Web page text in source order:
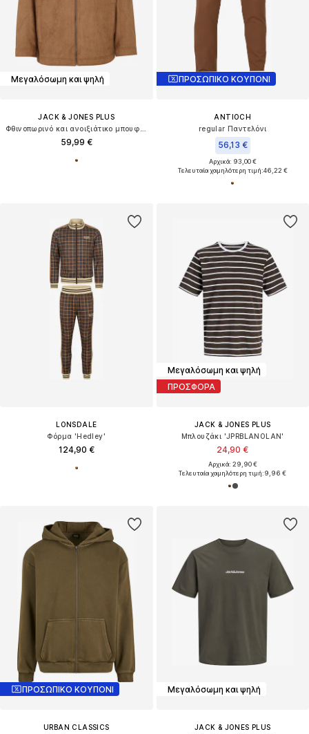
Μεγαλόσωμη και ψηλή
JACK & JONES PLUS
59,99 €
ΠΡΟΣΩΠΙΚΟ ΚΟΥΠΟΝΙ
ANTIOCH
regular Παντελόνι
56,13 €
Αρχικά: 93,00 €
Τελευταία χαμηλότερη τιμή:46,22 €
LONSDALE
Φόρμα 'Hedley'
124,90 €
Μεγαλόσωμη και ψηλή
ΠΡΟΣΦΟΡΑ
JACK & JONES PLUS
Μπλουζάκι 'JPRBLANOLAN'
24,90 €
Αρχικά: 29,90 €
Τελευταία χαμηλότερη τιμή:9,96 €
ΠΡΟΣΩΠΙΚΟ ΚΟΥΠΟΝΙ
URBAN CLASSICS
Μεγαλόσωμη και ψηλή
JACK & JONES PLUS